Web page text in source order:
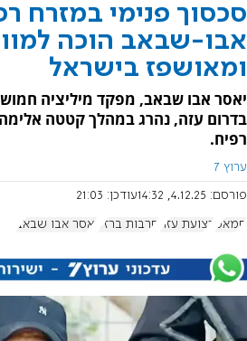
סכסוך פנימי במזרח
אבו-שבאב הוכה
ומאושפז בישראל
יאסר אבו שבאב, מפקד מיליציה
בדרום עזה, נהרג במהלך קטטה
רפיח.
ערוץ 7
פורסם: 4.12.25, 14:32 עודכן: 21:03
חמאס רצועת עזה חרבות ברזל יאסר אבו שבאב